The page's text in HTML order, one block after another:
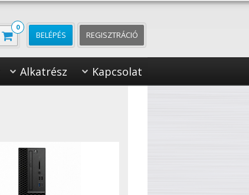
0
BELÉPÉS REGISZTRÁCIÓ
Alkatrész Kapcsolat